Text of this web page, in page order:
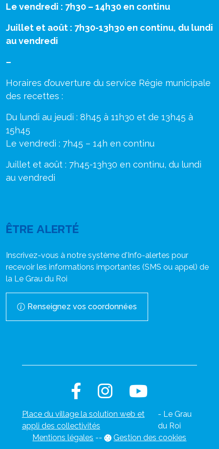
Le vendredi : 7h30 – 14h30 en continu
Juillet et août : 7h30-13h30 en continu, du lundi
au vendredi
–
Horaires d’ouverture du service Régie municipale
des recettes :
Du lundi au jeudi : 8h45 à 11h30 et de 13h45 à
15h45
Le vendredi : 7h45 – 14h en continu
Juillet et août : 7h45-13h30 en continu, du lundi
au vendredi
ÊTRE ALERTÉ
Inscrivez-vous à notre système d'Info-alertes pour
recevoir les informations importantes (SMS ou appel) de
la Le Grau du Roi
Renseignez vos coordonnées
Place du village la solution web et
appli des collectivités
- Le Grau
du Roi
Mentions légales -- Gestion des cookies